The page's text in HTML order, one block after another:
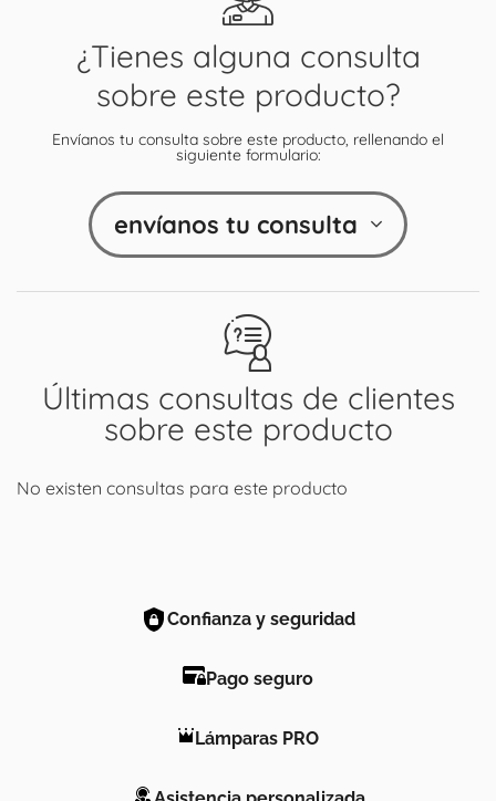
Últimas consultas de clientes
sobre este producto
No existen consultas para este producto
¿Tienes alguna consulta
sobre este producto?
Envíanos tu consulta sobre este producto, rellenando el
siguiente formulario:
envíanos tu consulta
Confianza y seguridad
Pago seguro
Lámparas PRO